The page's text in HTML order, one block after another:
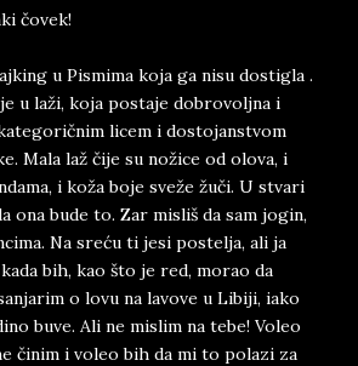
čovek!
u Pismima koja ga nisu dostigla .
u laži, koja postaje dobrovoljna i
licem i dostojanstvom
Mala laž čije su nožice od olova, i
i koža boje sveže žuči. U stvari
ona bude to. Zar misliš da sam jogin,
Na sreću ti jesi postelja, ali ja
bih, kao što je red, morao da
o lovu na lavove u Libiji, iako
buve. Ali ne mislim na tebe! Voleo
činim i voleo bih da mi to polazi za